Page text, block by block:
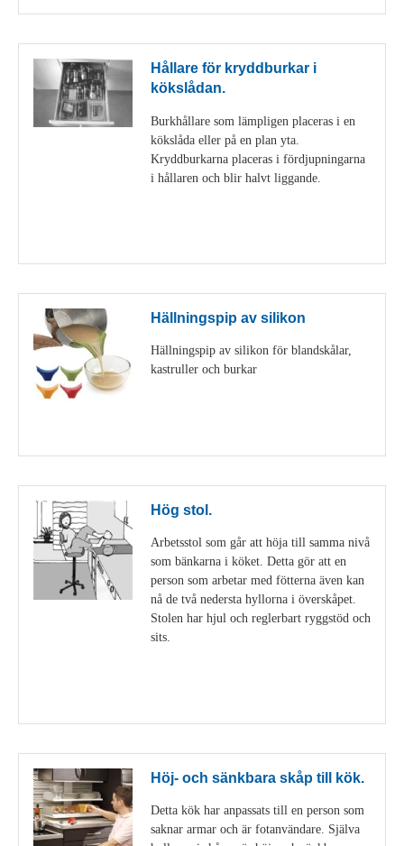
Hållare för kryddburkar i
kökslådan.
Burkhållare som lämpligen placeras i en
kökslåda eller på en plan yta.
Kryddburkarna placeras i fördjupningarna
i hållaren och blir halvt liggande.
Hällningspip av silikon
Hällningspip av silikon för blandskålar,
kastruller och burkar
Hög stol.
Arbetsstol som går att höja till samma nivå
som bänkarna i köket. Detta gör att en
person som arbetar med fötterna även kan
nå de två nedersta hyllorna i överskåpet.
Stolen har hjul och reglerbart ryggstöd och
sits.
Höj- och sänkbara skåp till kök.
Detta kök har anpassats till en person som
saknar armar och är fotanvändare. Själva